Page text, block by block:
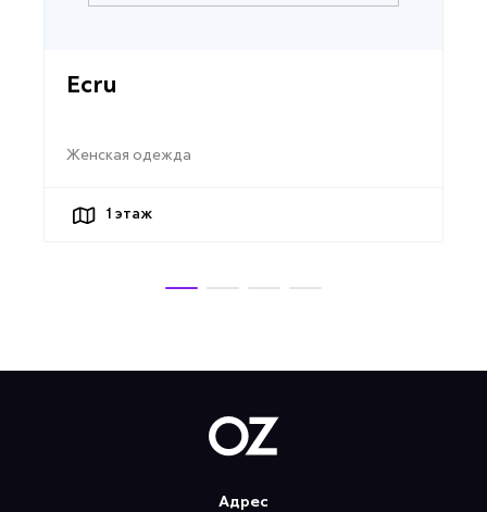
Ecru
Женская одежда
1 этаж
Адрес